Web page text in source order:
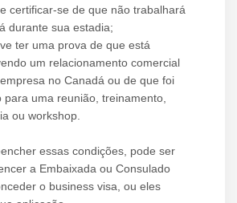
certificar-se de que não trabalhará
durante sua estadia;
ter uma prova de que está
um relacionamento comercial
no Canadá ou de que foi
para uma reunião, treinamento,
ou workshop.
essas condições, pode ser
a Embaixada ou Consulado
o business visa, ou eles